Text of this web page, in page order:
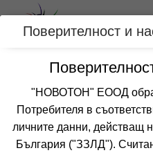
Категории
Last Minute
Поверителност и
"НОВОТОН" ЕООД
Потребителя в
личните данни, действащ
България ("ЗЗЛД").